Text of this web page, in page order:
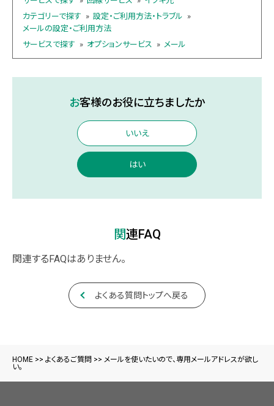
カテゴリーで探す » 設定・ご利用方法・トラブル »
メールの設定・ご利用方法
サービスで探す » オプションサービス » メール
お客様のお役に立ちましたか
いいえ
はい
関連FAQ
関連するFAQはありません。
よくある質問トップへ戻る
HOME >> よくあるご質問 >> メールを使いたいので、専用メールアドレスが欲し
い。